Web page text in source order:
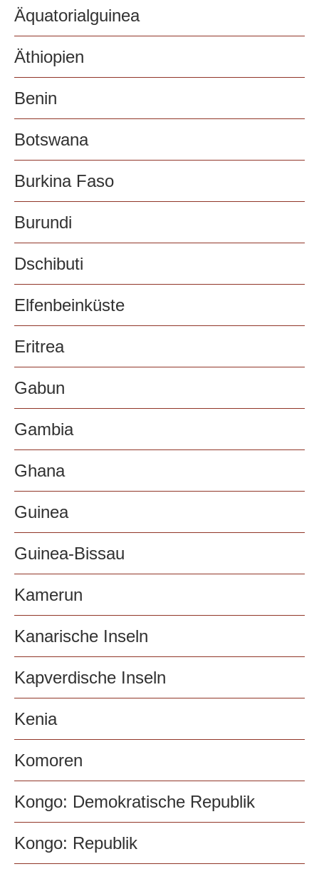
Äquatorialguinea
Äthiopien
Benin
Botswana
Burkina Faso
Burundi
Dschibuti
Elfenbeinküste
Eritrea
Gabun
Gambia
Ghana
Guinea
Guinea-Bissau
Kamerun
Kanarische Inseln
Kapverdische Inseln
Kenia
Komoren
Kongo: Demokratische Republik
Kongo: Republik